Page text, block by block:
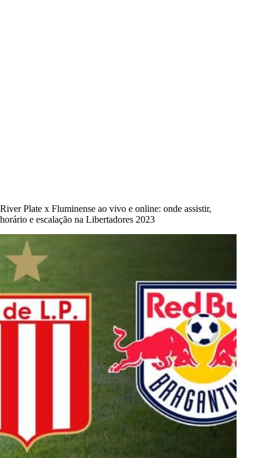
River Plate x Fluminense ao vivo e online: onde assistir,
horário e escalação na Libertadores 2023